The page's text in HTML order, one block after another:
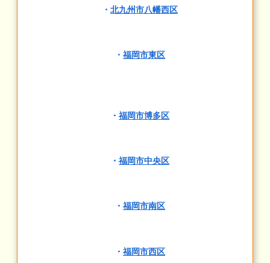
・ 北九州市八幡西区
・ 福岡市東区
・ 福岡市博多区
・ 福岡市中央区
・ 福岡市南区
・ 福岡市西区